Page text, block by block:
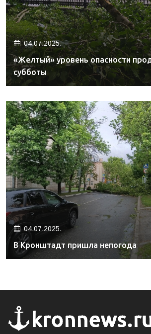
04.07.2025.
«Желтый» уровень опасности
субботы
04.07.2025.
В Кронштадт пришла непогода